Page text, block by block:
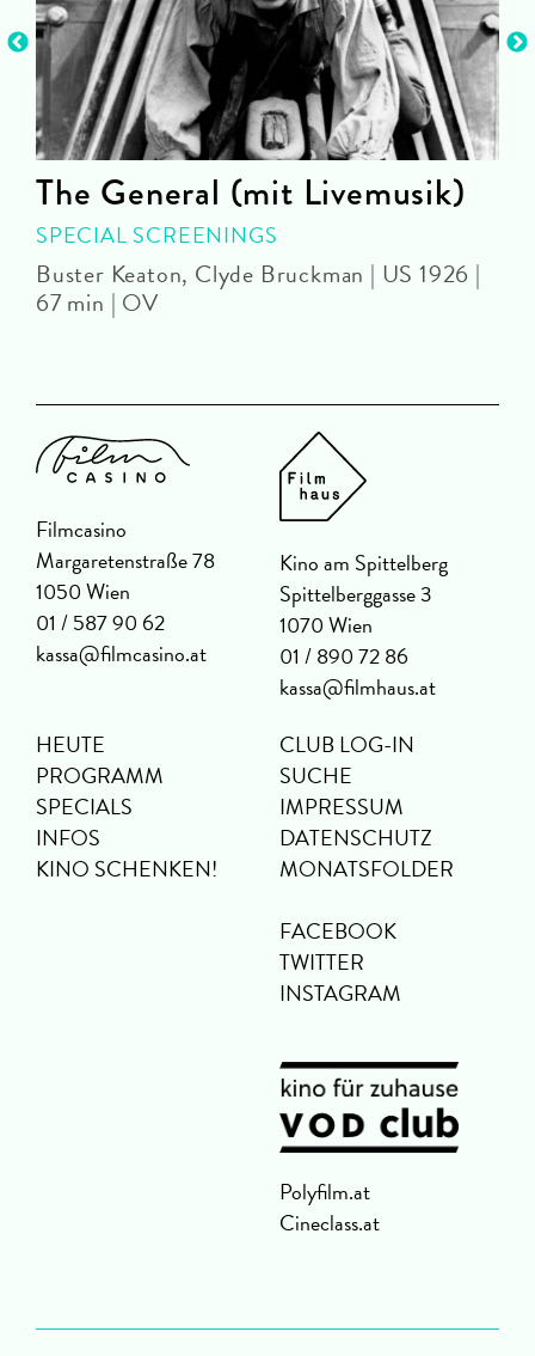
The General (mit Livemusik)
SPECIAL SCREENINGS
Buster Keaton, Clyde Bruckman | US 1926 |
67 min | OV
Filmcasino
Margaretenstraße 78
1050 Wien
01 / 587 90 62
kassa@filmcasino.at
Kino am Spittelberg
Spittelberggasse 3
1070 Wien
01 / 890 72 86
kassa@filmhaus.at
HEUTE
PROGRAMM
SPECIALS
INFOS
KINO SCHENKEN!
CLUB LOG-IN
SUCHE
IMPRESSUM
DATENSCHUTZ
MONATSFOLDER
FACEBOOK
TWITTER
INSTAGRAM
Polyfilm.at
Cineclass.at